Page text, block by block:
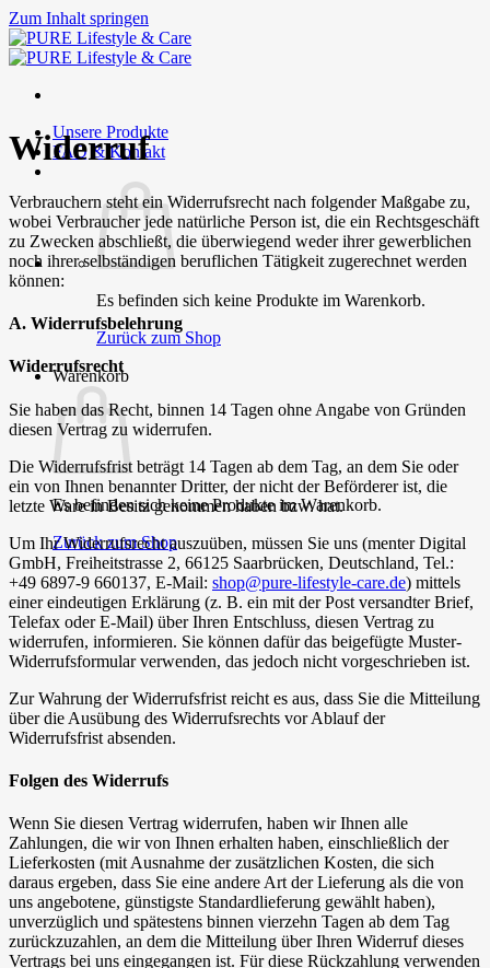
Zum Inhalt springen
Unsere Produkte
FAQ & Kontakt
Es befinden sich keine Produkte im Warenkorb.
Zurück zum Shop
Warenkorb
Es befinden sich keine Produkte im Warenkorb.
Zurück zum Shop
Widerruf
Verbrauchern steht ein Widerrufsrecht nach folgender Maßgabe zu,
wobei Verbraucher jede natürliche Person ist, die ein Rechtsgeschäft
zu Zwecken abschließt, die überwiegend weder ihrer gewerblichen
noch ihrer selbständigen beruflichen Tätigkeit zugerechnet werden
können:
A. Widerrufsbelehrung
Widerrufsrecht
Sie haben das Recht, binnen 14 Tagen ohne Angabe von Gründen
diesen Vertrag zu widerrufen.
Die Widerrufsfrist beträgt 14 Tagen ab dem Tag, an dem Sie oder
ein von Ihnen benannter Dritter, der nicht der Beförderer ist, die
letzte Ware in Besitz genommen haben bzw. hat.
Um Ihr Widerrufsrecht auszuüben, müssen Sie uns (menter Digital
GmbH, Freiheitstrasse 2, 66125 Saarbrücken, Deutschland, Tel.:
+49 6897-9 660137, E-Mail: shop@pure-lifestyle-care.de) mittels
einer eindeutigen Erklärung (z. B. ein mit der Post versandter Brief,
Telefax oder E-Mail) über Ihren Entschluss, diesen Vertrag zu
widerrufen, informieren. Sie können dafür das beigefügte Muster-
Widerrufsformular verwenden, das jedoch nicht vorgeschrieben ist.
Zur Wahrung der Widerrufsfrist reicht es aus, dass Sie die Mitteilung
über die Ausübung des Widerrufsrechts vor Ablauf der
Widerrufsfrist absenden.
Folgen des Widerrufs
Wenn Sie diesen Vertrag widerrufen, haben wir Ihnen alle
Zahlungen, die wir von Ihnen erhalten haben, einschließlich der
Lieferkosten (mit Ausnahme der zusätzlichen Kosten, die sich
daraus ergeben, dass Sie eine andere Art der Lieferung als die von
uns angebotene, günstigste Standardlieferung gewählt haben),
unverzüglich und spätestens binnen vierzehn Tagen ab dem Tag
zurückzuzahlen, an dem die Mitteilung über Ihren Widerruf dieses
Vertrags bei uns eingegangen ist. Für diese Rückzahlung verwenden